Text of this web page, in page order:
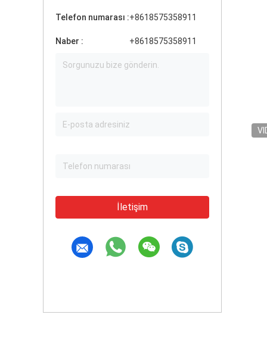
Telefon numarası :+8618575358911
Naber : +8618575358911
İletişim